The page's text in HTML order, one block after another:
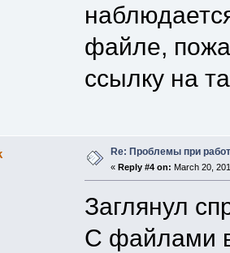
файле,
ссылку на
Re: Проблемы при
« Reply #4 on: March 20,
Заглянул
С файлами